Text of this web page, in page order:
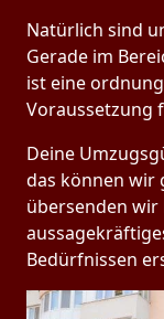
Natürlich sind
Gerade im
ist eine
Voraussetzung
Deine
das können wir
übersenden
Bedürfnissen